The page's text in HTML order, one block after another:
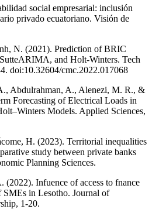
social empresarial: inclusión
privado ecuatoriano. Visión de
N. (2021). Prediction of BRIC
and Holt-Winters. Tech
doi:10.32604/cmc.2022.017068
Abdulrahman, A., Alenezi, M. R., &
Forecasting of Electrical Loads in
Models. Applied Sciences,
H. (2023). Territorial inequalities
study between private banks
Planning Sciences.
Infuence of access to fnance
in Lesotho. Journal of
1-20.